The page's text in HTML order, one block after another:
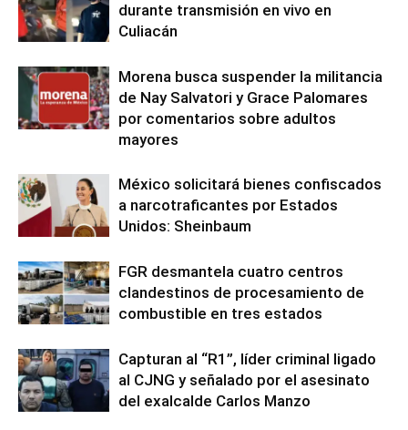
durante transmisión en vivo en
Culiacán
Morena busca suspender la militancia
de Nay Salvatori y Grace Palomares
por comentarios sobre adultos
mayores
México solicitará bienes confiscados
a narcotraficantes por Estados
Unidos: Sheinbaum
FGR desmantela cuatro centros
clandestinos de procesamiento de
combustible en tres estados
Capturan al “R1”, líder criminal ligado
al CJNG y señalado por el asesinato
del exalcalde Carlos Manzo